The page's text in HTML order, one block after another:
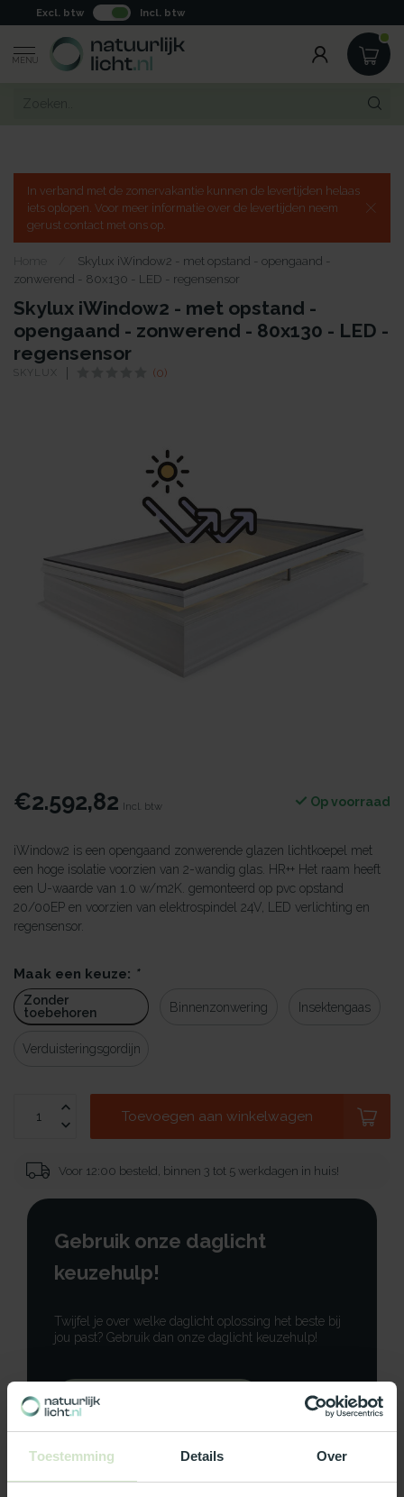
Toestemming Details Over
Excl. btw Incl. btw
MENU
In verband met de zomervakantie kunnen de levertijden helaas
iets oplopen. Voor meer informatie over de levertijden neem
gerust contact met ons op.
Home
Skylux iWindow2 - met opstand - opengaand -
zonwerend - 80x130 - LED - regensensor
Skylux iWindow2 - met opstand -
opengaand - zonwerend - 80x130 - LED -
regensensor
SKYLUX (0)
€2.592,82 Incl. btw Op voorraad
iWindow2 is een opengaand zonwerende glazen lichtkoepel met
een hoge isolatie voorzien van 2-wandig glas. HR++ Het raam heeft
een U-waarde van 1.0 w/m2K. gemonteerd op pvc opstand
20/00EP en voorzien van elektrospindel 24V, LED verlichting en
regensensor.
Maak een keuze: *
Zonder
toebehoren
Binnenzonwering Insektengaas
Verduisteringsgordijn
Toevoegen aan winkelwagen
Voor 12:00 besteld, binnen 3 tot 5 werkdagen in huis!
Gebruik onze daglicht
keuzehulp!
Twijfel je over welke daglicht oplossing het beste bij
jou past? Gebruik dan onze daglicht keuzehulp!
Gebruik onze keuzehulp